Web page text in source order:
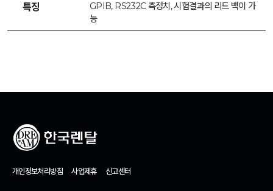
특징
GPIB, RS232C 측정치, 시험결과의 리드 백이 가
능
개인정보처리방침 사업제휴 신고센터